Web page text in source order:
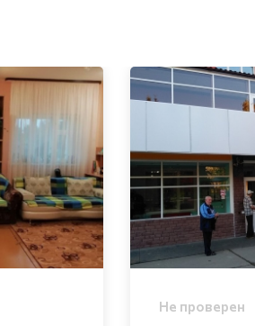
Не проверен